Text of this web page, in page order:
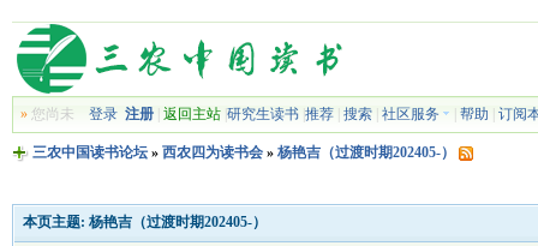
»您尚未 登录 注册| 返回主站| 研究生读书| 推荐| 搜索| 社区服务 帮助 订阅
三农中国读书论坛» 西农四为读书会 » 杨艳吉（过渡时期202405-）
本页主题: 杨艳吉（过渡时期202405-）